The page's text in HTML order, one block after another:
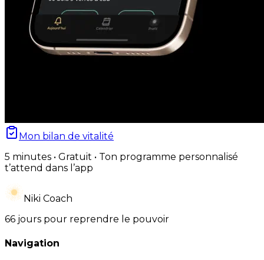
Mon bilan de vitalité
5 minutes • Gratuit • Ton programme personnalisé
t’attend dans l’app
Niki Coach
66 jours pour reprendre le pouvoir
Navigation